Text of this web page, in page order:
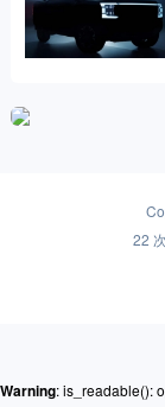
22
Warning: is_readable():